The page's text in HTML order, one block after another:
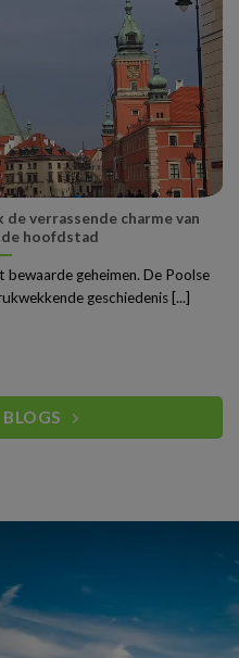
verrassende charme van
hoofdstad
bewaarde geheimen. De Poolse
geschiedenis [...]
BLOGS